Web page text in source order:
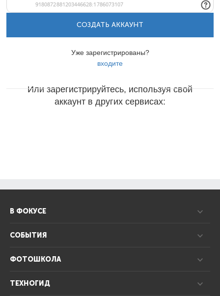
СОЗДАТЬ АККАУНТ
Уже зарегистрированы?
входите
Или зарегистрируйтесь, используя свой
аккаунт в других сервисах:
В ФОКУСЕ
СОБЫТИЯ
ФОТОШКОЛА
ТЕХНОГИД